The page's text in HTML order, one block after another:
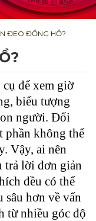
ĐEO ĐỒNG HỒ?
để xem giờ
biểu tượng
người. Đối
phần không thể
Vậy, ai nên
trả lời đơn giản
đều có thể
sâu hơn về vấn
từ nhiều góc độ